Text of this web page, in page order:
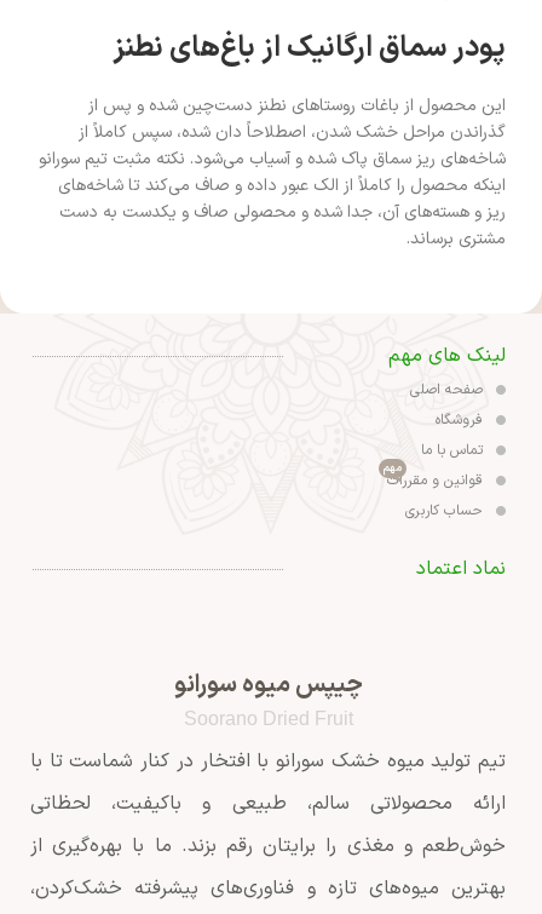
پودر سماق ارگانیک از باغ‌های نطنز
این محصول از باغات روستاهای نطنز دست‌چین شده و پس از
گذراندن مراحل خشک شدن، اصطلاحاً دان شده، سپس کاملاً از
شاخه‌های ریز سماق پاک شده و آسیاب می‌شود. نکته مثبت تیم سورانو
اینکه محصول را کاملاً از الک عبور داده و صاف می‌کند تا شاخه‌های
ریز و هسته‌های آن، جدا شده و محصولی صاف و یکدست به دست
مشتری برساند.
لینک های مهم
صفحه اصلی
فروشگاه
تماس با ما
قوانین و مقررات
مهم
حساب کاربری
نماد اعتماد
چیپس میوه سورانو
Soorano Dried Fruit
تیم تولید میوه خشک سورانو با افتخار در کنار شماست تا با
ارائه محصولاتی سالم، طبیعی و باکیفیت، لحظاتی
خوش‌طعم و مغذی را برایتان رقم بزند. ما با بهره‌گیری از
بهترین میوه‌های تازه و فناوری‌های پیشرفته خشک‌کردن،